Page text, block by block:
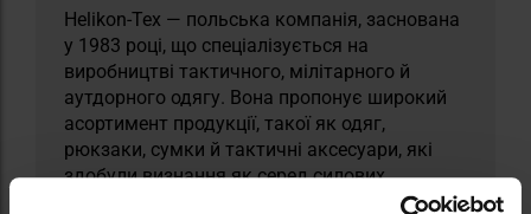
Helikon-Tex — польська компанія, заснована
у 1983 році, що спеціалізується на
виробництві тактичного, мілітарного й
аутдорного одягу. Вона пропонує широкий
асортимент продукції, такої як одяг,
рюкзаки, сумки й тактичні аксесуари, які
здобули визнання як серед силових
структур, так і серед поціновувачів аутдору.